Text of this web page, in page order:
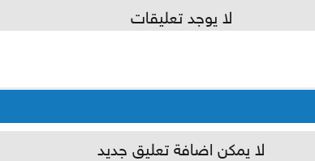
لا يوجد تعليقات
لا يمكن اضافة تعليق جديد